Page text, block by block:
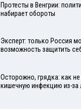
Протесты в Венгрии:
набирает обороты
Эксперт: только Россия
возможность защитить
Осторожно, грядка: как не
кишечную инфекцию из-за